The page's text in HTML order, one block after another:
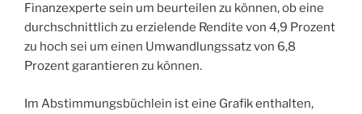
Finanzexperte sein um beurteilen zu können, ob eine
durchschnittlich zu erzielende Rendite von 4,9 Prozent
zu hoch sei um einen Umwandlungssatz von 6,8
Prozent garantieren zu können.
Im Abstimmungsbüchlein ist eine Grafik enthalten,